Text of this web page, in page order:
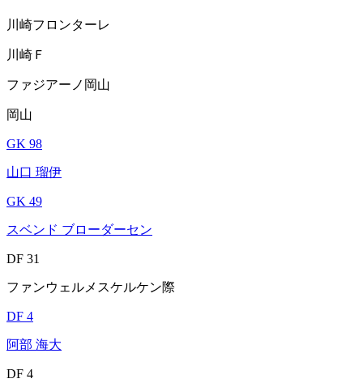
川崎フロンターレ
川崎Ｆ
ファジアーノ岡山
岡山
GK 98
山口 瑠伊
GK 49
スベンド ブローダーセン
DF 31
ファンウェルメスケルケン際
DF 4
阿部 海大
DF 4